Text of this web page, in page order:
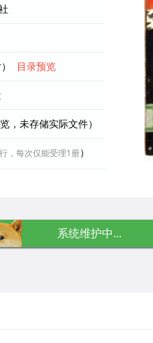
目录预览
，未存储实际文件）
，每次仅能受理1册）
系统维护中...